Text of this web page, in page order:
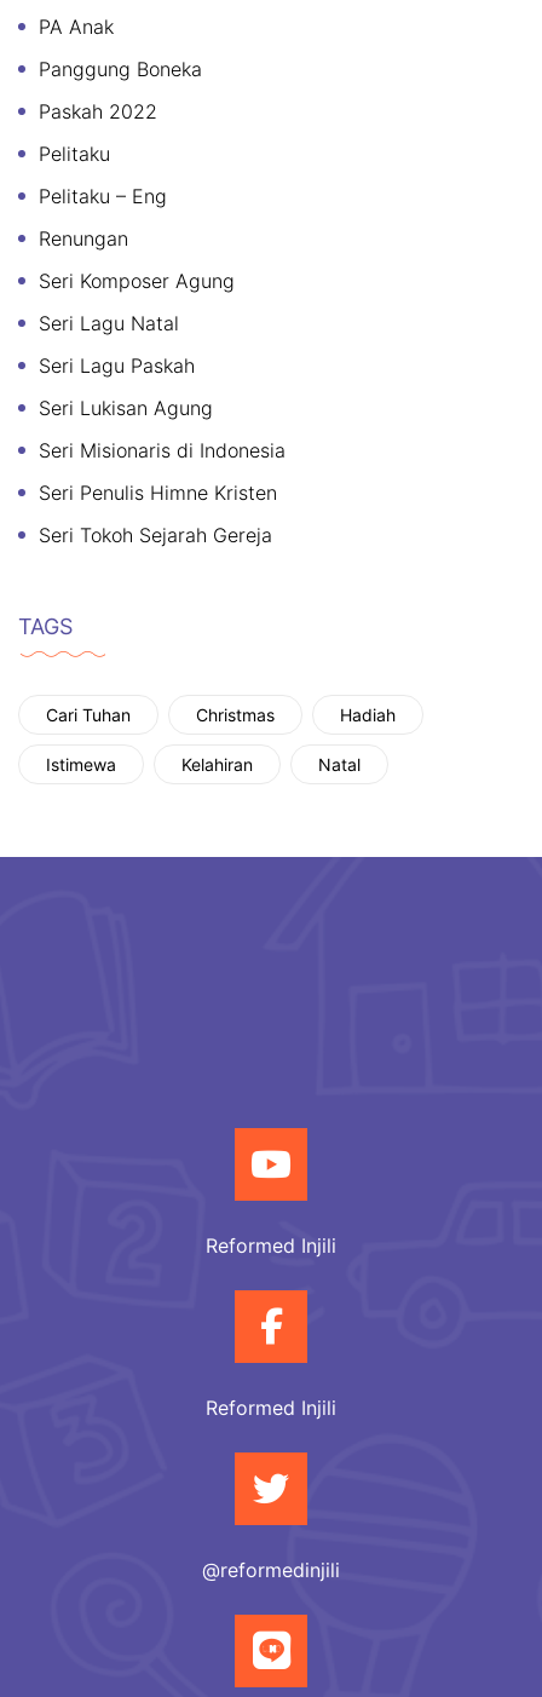
PA Anak
Panggung Boneka
Paskah 2022
Pelitaku
Pelitaku – Eng
Renungan
Seri Komposer Agung
Seri Lagu Natal
Seri Lagu Paskah
Seri Lukisan Agung
Seri Misionaris di Indonesia
Seri Penulis Himne Kristen
Seri Tokoh Sejarah Gereja
TAGS
Cari Tuhan Christmas Hadiah
Istimewa Kelahiran Natal
Reformed Injili
Reformed Injili
@reformedinjili